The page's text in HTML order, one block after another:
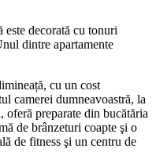
este decorată cu tonuri
dintre apartamente
cu un cost
camerei dumneavoastră, la
oferă preparate din bucătăria
de brânzeturi coapte şi o
de fitness şi un centru de